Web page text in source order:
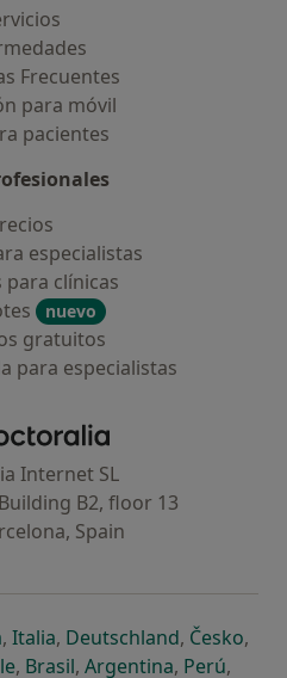
Frecuentes
para móvil
pacientes
especialistas
para clínicas
nuevo
gratuitos
para especialistas
Doctoralia - Página de inicio
Internet SL
B2, floor 13
Spain
pestaña
una nueva pestaña
se abre en una nueva pestaña
, Italiase abre en una nueva
, Deutschlandse abre en
, Českose
,
nueva pestaña
en una nueva pestaña
se abre en una nueva pestaña
, Brasilse abre en una nueva
, Argentinase abre en
, Perúse
,